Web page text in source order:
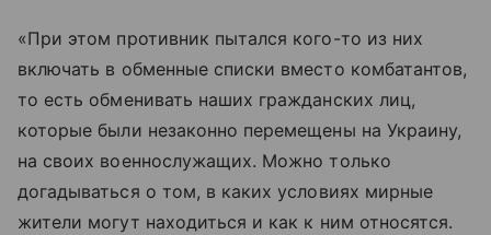
«При этом противник пытался кого-то из них
включать в обменные списки вместо комбатантов,
то есть обменивать наших гражданских лиц,
которые были незаконно перемещены на Украину,
на своих военнослужащих. Можно только
догадываться о том, в каких условиях мирные
жители могут находиться и как к ним относятся.